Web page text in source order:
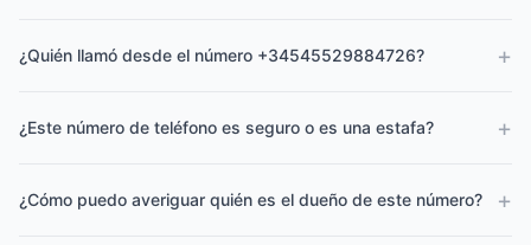
¿Quién llamó desde el número +34545529884726? +
¿Este número de teléfono es seguro o es una estafa? +
¿Cómo puedo averiguar quién es el dueño de este número? +